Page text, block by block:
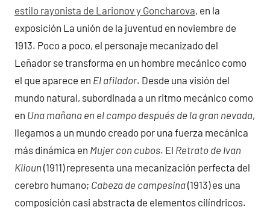
estilo rayonista de Larionov y Goncharova, en la
exposición La unión de la juventud en noviembre de
1913. Poco a poco, el personaje mecanizado del
Leñador se transforma en un hombre mecánico como
el que aparece en El afilador. Desde una visión del
mundo natural, subordinada a un ritmo mecánico como
en Una mañana en el campo después de la gran nevada,
llegamos a un mundo creado por una fuerza mecánica
más dinámica en Mujer con cubos. El Retrato de Ivan
Klioun (1911) representa una mecanización perfecta del
cerebro humano; Cabeza de campesina(1913) es una
composición casi abstracta de elementos cilíndricos.